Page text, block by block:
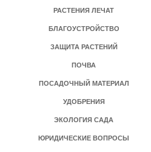
РАСТЕНИЯ ЛЕЧАТ
БЛАГОУСТРОЙСТВО
ЗАЩИТА РАСТЕНИЙ
ПОЧВА
ПОСАДОЧНЫЙ МАТЕРИАЛ
УДОБРЕНИЯ
ЭКОЛОГИЯ САДА
ЮРИДИЧЕСКИЕ ВОПРОСЫ